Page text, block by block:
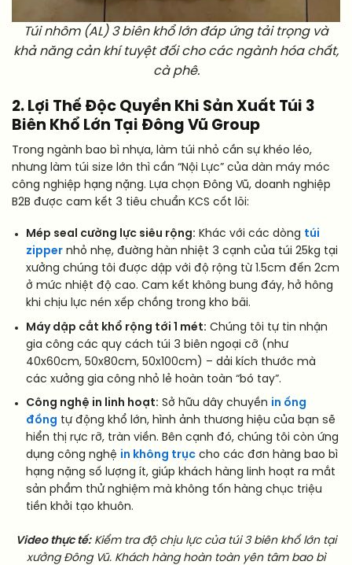
Túi nhôm (AL) 3 biên khổ lớn đáp ứng tải trọng và
khả năng cản khí tuyệt đối cho các ngành hóa chất,
cà phê.
2. Lợi Thế Độc Quyền Khi Sản Xuất Túi 3
Biên Khổ Lớn Tại Đông Vũ Group
Trong ngành bao bì nhựa, làm túi nhỏ cần sự khéo léo,
nhưng làm túi size lớn thì cần “Nội Lực” của dàn máy móc
công nghiệp hạng nặng. Lựa chọn Đông Vũ, doanh nghiệp
B2B được cam kết 3 tiêu chuẩn KCS cốt lõi:
Mép seal cường lực siêu rộng: Khác với các dòng túi
zipper nhỏ nhẹ, đường hàn nhiệt 3 cạnh của túi 25kg tại
xưởng chúng tôi được dập với độ rộng từ 1.5cm đến 2cm
ở mức nhiệt độ cao. Cam kết không bung đáy, hở hông
khi chịu lực nén xếp chồng trong kho bãi.
Máy dập cắt khổ rộng tới 1 mét: Chúng tôi tự tin nhận
gia công các quy cách túi 3 biên ngoại cỡ (như
40x60cm, 50x80cm, 50x100cm) – dải kích thước mà
các xưởng gia công nhỏ lẻ hoàn toàn “bó tay”.
Công nghệ in linh hoạt: Sở hữu dây chuyền in ống
đồng tự động khổ lớn, hình ảnh thương hiệu của bạn sẽ
hiển thị rực rỡ, tràn viền. Bên cạnh đó, chúng tôi còn ứng
dụng công nghệ in không trục cho các đơn hàng bao bì
hạng nặng số lượng ít, giúp khách hàng linh hoạt ra mắt
sản phẩm thử nghiệm mà không tốn hàng chục triệu
tiền khởi tạo khuôn.
Video thực tế:Kiểm tra độ chịu lực của túi 3 biên khổ lớn tại
xưởng Đông Vũ. Khách hàng hoàn toàn yên tâm bao bì